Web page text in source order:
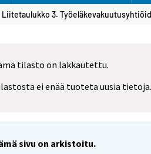
3.
tilasto on lakkautettu.
ei enää tuoteta uusia tietoja.
sivu on arkistoitu.